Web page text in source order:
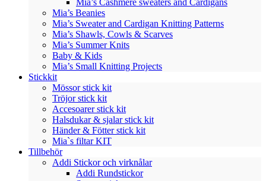
Mia’s Cashmere sweaters and Cardigans
Mia’s Beanies
Mia’s Sweater and Cardigan Knitting Patterns
Mia’s Shawls, Cowls & Scarves
Mia’s Summer Knits
Baby & Kids
Mia’s Small Knitting Projects
Stickkit
Mössor stick kit
Tröjor stick kit
Accesoarer stick kit
Halsdukar & sjalar stick kit
Händer & Fötter stick kit
Mia`s filtar KIT
Tillbehör
Addi Stickor och virknålar
Addi Rundstickor